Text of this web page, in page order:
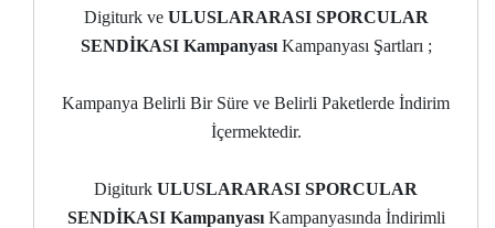
Digiturk ve ULUSLARARASI SPORCULAR
SENDİKASI KampanyasıKampanyası Şartları ;
Kampanya Belirli Bir Süre ve Belirli Paketlerde İndirim
İçermektedir.
Digiturk ULUSLARARASI SPORCULAR
SENDİKASI KampanyasıKampanyasında İndirimli